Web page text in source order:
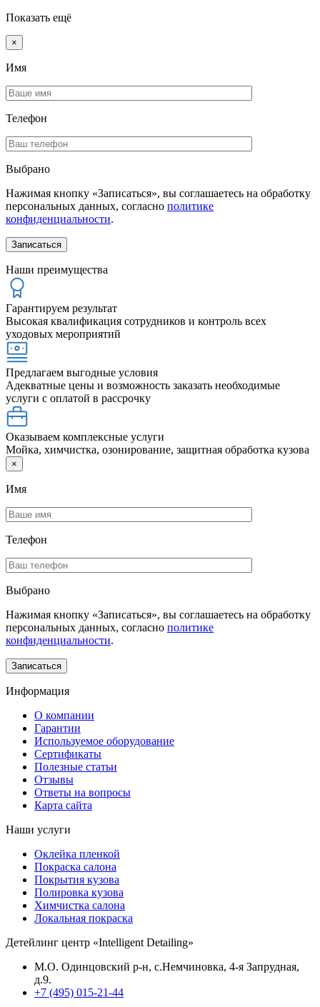
Показать ещё
×
Имя
Телефон
Выбрано
Нажимая кнопку «Записаться», вы соглашаетесь на обработку
персональных данных, согласно политике
конфиденциальности.
Наши преимущества
Гарантируем результат
Высокая квалификация сотрудников и контроль всех
уходовых мероприятий
Предлагаем выгодные условия
Адекватные цены и возможность заказать необходимые
услуги с оплатой в рассрочку
Оказываем комплексные услуги
Мойка, химчистка, озонирование, защитная обработка кузова
×
Имя
Телефон
Выбрано
Нажимая кнопку «Записаться», вы соглашаетесь на обработку
персональных данных, согласно политике
конфиденциальности.
Информация
О компании
Гарантии
Используемое оборудование
Сертификаты
Полезные статьи
Отзывы
Ответы на вопросы
Карта сайта
Наши услуги
Оклейка пленкой
Покраска салона
Покрытия кузова
Полировка кузова
Химчистка салона
Локальная покраска
Детейлинг центр «Intelligent Detailing»
М.О. Одинцовский р-н, с.Немчиновка, 4-я Запрудная,
д.9.
+7 (495) 015-21-44